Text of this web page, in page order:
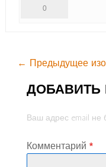
0
← Предыдущее
ДОБАВИТЬ
Ваш адрес email не
Комментарий*